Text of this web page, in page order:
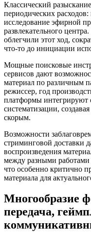
Классический
периодических
исследование эфирной
развлекательного
облегчили этот ход,
что-то до инициации
Мощные поисковые
сервисов дают
материал по различным
режиссер, год
платформы интегрируют
систематизации,
скорым.
Возможности
стриминговой доставки
воспроизведения
между разными работами
что особенно критично
материала для
Многообразие
передача,